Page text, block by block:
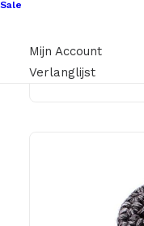
Sale
Mijn Account
Verlanglijst
€ 1,50